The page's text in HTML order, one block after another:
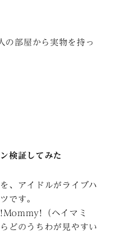
の部屋から実物を持っ
検証してみた
、アイドルがライブハ
です。
（ヘイマミ
どのうちわが見やすい